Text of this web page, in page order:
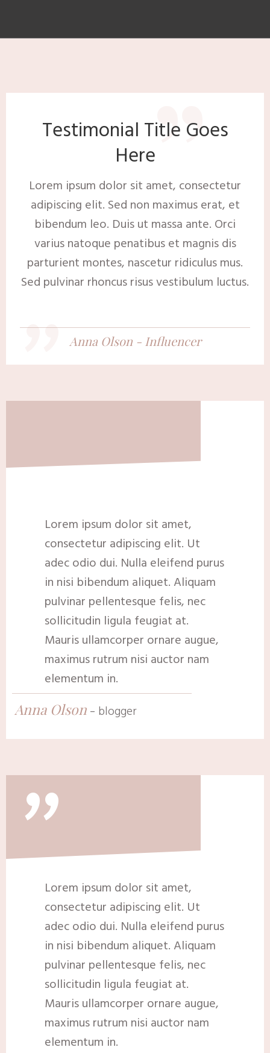
​”
​Testimonial Title Goes
Here
​Lorem ipsum dolor sit amet, consectetur
adipiscing elit. Sed non maximus erat, et
bibendum leo. Duis ut massa ante. Orci
varius natoque penatibus et magnis dis
parturient montes, nascetur ridiculus mus.
Sed pulvinar rhoncus risus vestibulum luctus.
​Anna Olson - Influencer
"
Lorem ipsum dolor sit amet,
consectetur adipiscing elit. Ut
adec odio dui. Nulla eleifend purus
in nisi bibendum aliquet. Aliquam
pulvinar pellentesque felis, nec
sollicitudin ligula feugiat at.
Mauris ullamcorper ornare augue,
maximus rutrum nisi auctor nam
elementum in.
Anna Olson - blogger
"Lorem ipsum dolor sit amet,
consectetur adipiscing elit. Ut
adec odio dui. Nulla eleifend purus
in nisi bibendum aliquet. Aliquam
pulvinar pellentesque felis, nec
sollicitudin ligula feugiat at.
Mauris ullamcorper ornare augue,
maximus rutrum nisi auctor nam
elementum in.